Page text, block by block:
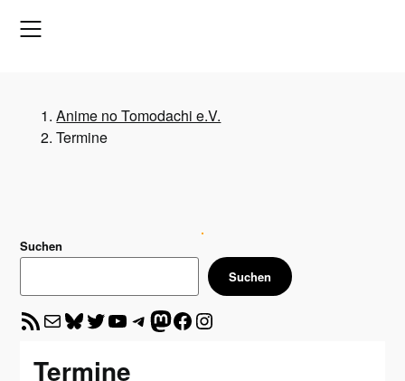
Anime no Tomodachi e.V.
Termine
Suchen
Suchen
RSS-Feed E-Mail Bluesky Twitter YouTube TelegramMastodon Facebook Instagram
Termine